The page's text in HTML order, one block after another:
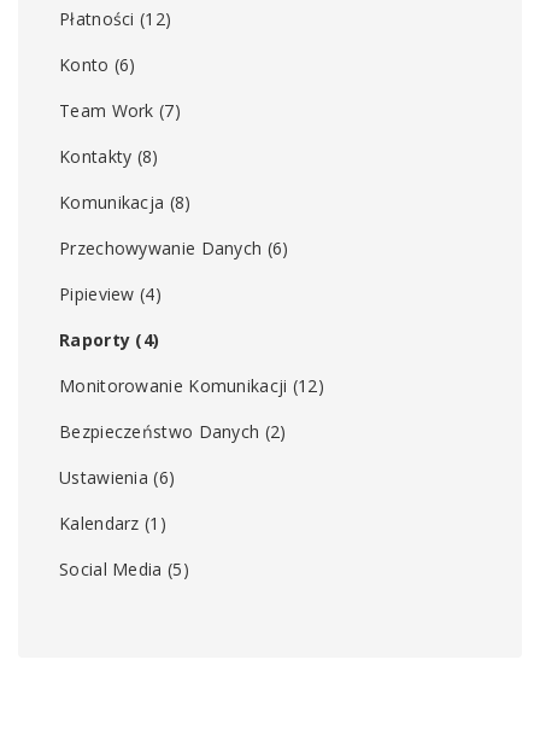
Płatności (12)
Konto (6)
Team Work (7)
Kontakty (8)
Komunikacja (8)
Przechowywanie Danych (6)
Pipieview (4)
Raporty (4)
Monitorowanie Komunikacji (12)
Bezpieczeństwo Danych (2)
Ustawienia (6)
Kalendarz (1)
Social Media (5)